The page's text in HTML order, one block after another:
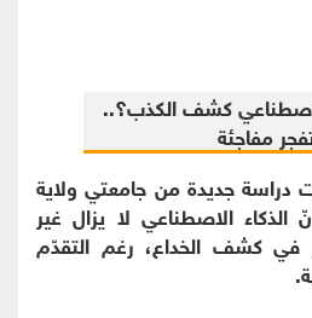
دراسة جديدة من جامعتي ولاية
الذكاء الاصطناعي لا يزال غير
في كشف الخداع، رغم التقدّم